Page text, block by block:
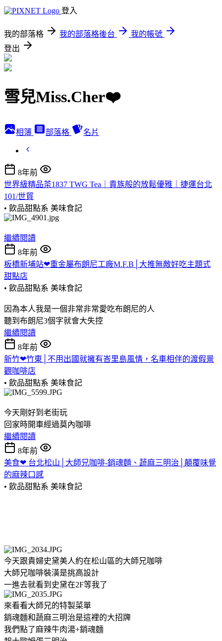
登入
我的部落格 我的部落格後台
我的帳號
登出
雪兒Miss.Cher❤️
相簿 部落格 名片
8年前
世界級精品茶1837 TWG Tea｜貴族般的放鬆優雅｜捷運台北
101/世貿
• 飲品甜點系 美味食記
繼續閱讀
8年前
板橋新埔站❤重金屬布朗尼工廠M.F.B│大推無敵好吃主題式
甜點店
• 飲品甜點系 美味食記
因為本人我是一個非常非常愛吃布朗尼的人
聽到布朗尼3個字就會大失控
繼續閱讀
8年前
新竹❤竹東│不用出國就擁有峇里島風情，名車相伴的渡假景
觀咖啡店
• 飲品甜點系 美味食記
今天剛好到老街玩
回家時開車經過莫內咖啡
繼續閱讀
8年前
美食❤ 台北松山│大師兄咖啡-銷魂麵、蔬麻三明治│顛覆味覺
的麻辣口感
• 飲品甜點系 美味食記
今天跟貴婦史黛美人約在松山區的大師兄咖啡
大師兄咖啡裝潢是挑高設計
一進去就看到史黛在2F等我了
來看看大師兄的特製菜單
銷魂麵和蔬麻三明治是這裡的大招牌
我們點了麻辣牛肉湯+銷魂麵